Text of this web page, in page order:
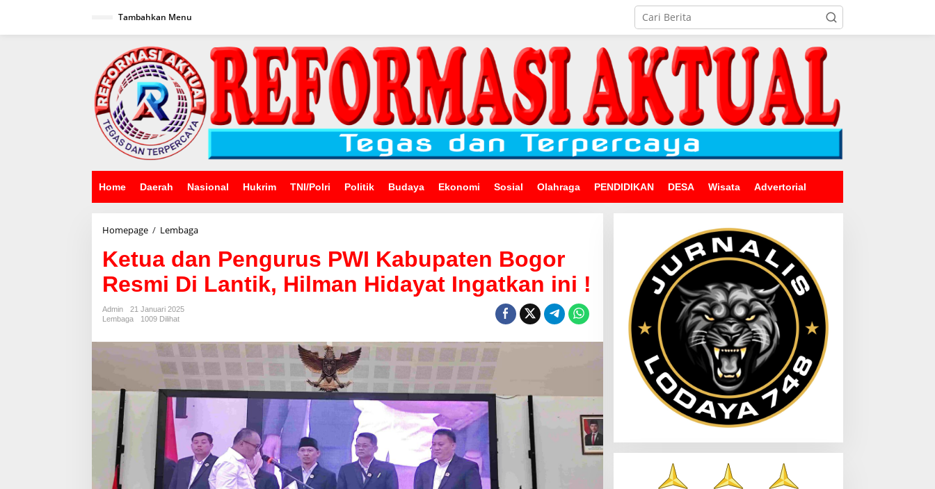
Tambahkan Menu
Home Daerah Nasional Hukrim TNI/Polri Politik Budaya Ekonomi Sosial Olahraga PENDIDIKAN DESA Wisata Advertorial
Homepage / LembagaKetua
Pengurus
PWI
Kabupaten
Bogor
Hilman
Hidayat
ini
!
Ketua dan Pengurus PWI Kabupaten Bogor
Resmi Di Lantik, Hilman Hidayat Ingatkan ini !
Admin
21 Januari 2025
Lembaga
1009 Dilihat